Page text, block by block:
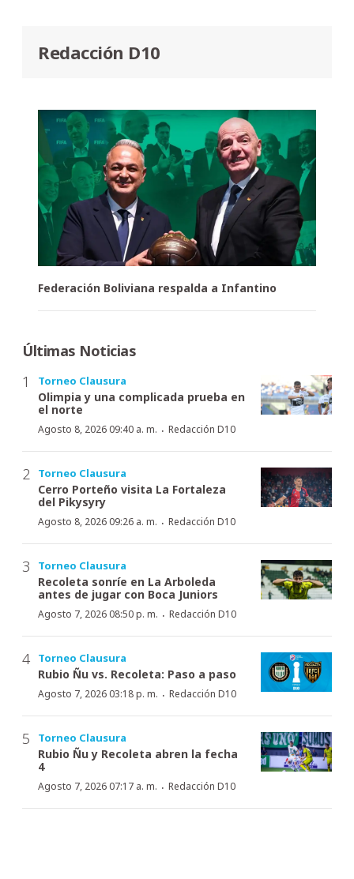
Redacción D10
Federación Boliviana respalda a Infantino
Últimas Noticias
Torneo Clausura
Olimpia y una complicada prueba en
el norte
Agosto 8, 2026 09:40 a. m. · Redacción D10
Torneo Clausura
Cerro Porteño visita La Fortaleza
del Pikysyry
Agosto 8, 2026 09:26 a. m. · Redacción D10
Torneo Clausura
Recoleta sonríe en La Arboleda
antes de jugar con Boca Juniors
Agosto 7, 2026 08:50 p. m. · Redacción D10
Torneo Clausura
Rubio Ñu vs. Recoleta: Paso a paso
Agosto 7, 2026 03:18 p. m. · Redacción D10
Torneo Clausura
Rubio Ñu y Recoleta abren la fecha
4
Agosto 7, 2026 07:17 a. m. · Redacción D10